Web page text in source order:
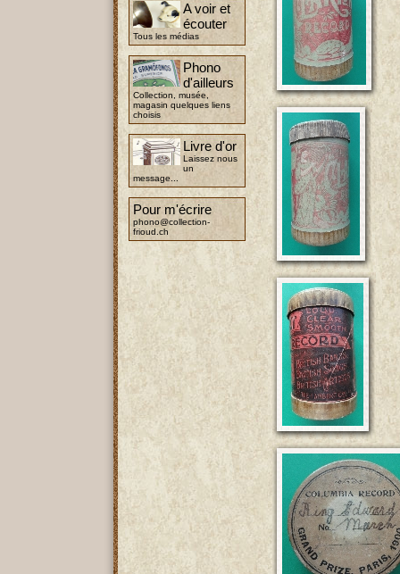
A voir et
écouter
Tous les médias
Phono
d'ailleurs
Collection, musée,
magasin quelques liens
choisis
Livre d'or
Laissez nous
un
message...
Pour m'écrire
phono@collection-
frioud.ch